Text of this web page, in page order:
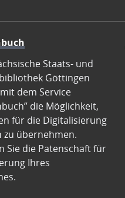
Staats- und
Göttingen
dem Service
die Möglichkeit,
für die Digitalisierung
zu übernehmen.
Sie die Patenschaft für
Ihres